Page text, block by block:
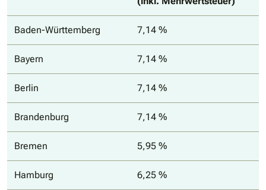
Baden-Württemberg 7,14 %
Bayern 7,14 %
Berlin 7,14 %
Brandenburg 7,14 %
Bremen 5,95 %
Hamburg 6,25 %